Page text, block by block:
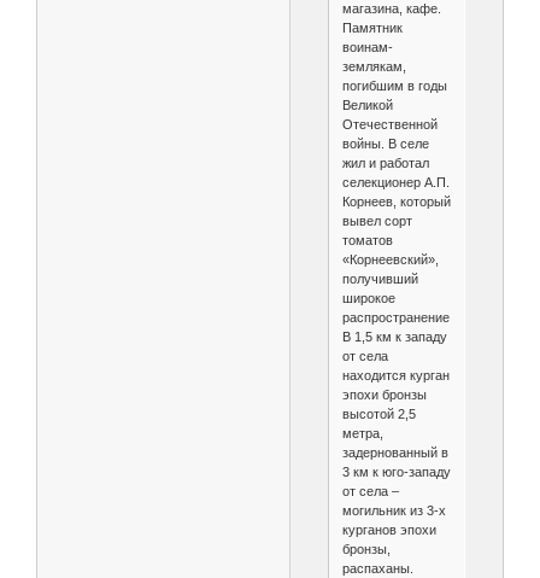
магазина, кафе.
Памятник
воинам-
землякам,
погибшим в годы
Великой
Отечественной
войны. В селе
жил и работал
селекционер А.П.
Корнеев, который
вывел сорт
томатов
«Корнеевский»,
получивший
широкое
распространение.
В 1,5 км к западу
от села
находится курган
эпохи бронзы
высотой 2,5
метра,
задернованный в
3 км к юго-западу
от села –
могильник из 3-х
курганов эпохи
бронзы,
распаханы.